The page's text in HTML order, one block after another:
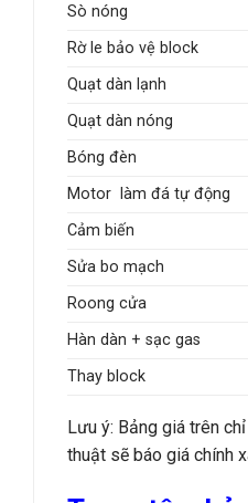
Sò nóng
Rờ le bảo vệ block
Quạt dàn lạnh
Quạt dàn nóng
Bóng đèn
Motor làm đá tự động
Cảm biến
Sửa bo mạch
Roong cửa
Hàn dàn + sạc gas
Thay block
Lưu ý: Bảng giá trên
thuật sẽ báo giá chính